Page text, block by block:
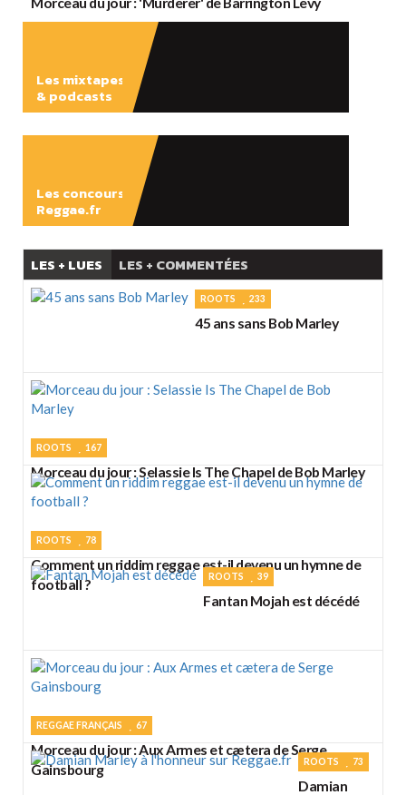
Les mixtapes
& podcasts
Les concours
Reggae.fr
LES + LUES LES + COMMENTÉES
ROOTS 233
45 ans sans Bob Marley
ROOTS 167
Morceau du jour : Selassie Is The Chapel de Bob Marley
ROOTS 78
Comment un riddim reggae est-il devenu un hymne de
football ?
ROOTS 39
Fantan Mojah est décédé
REGGAE FRANÇAIS 67
Morceau du jour : Aux Armes et cætera de Serge
Gainsbourg
ROOTS 73
Damian